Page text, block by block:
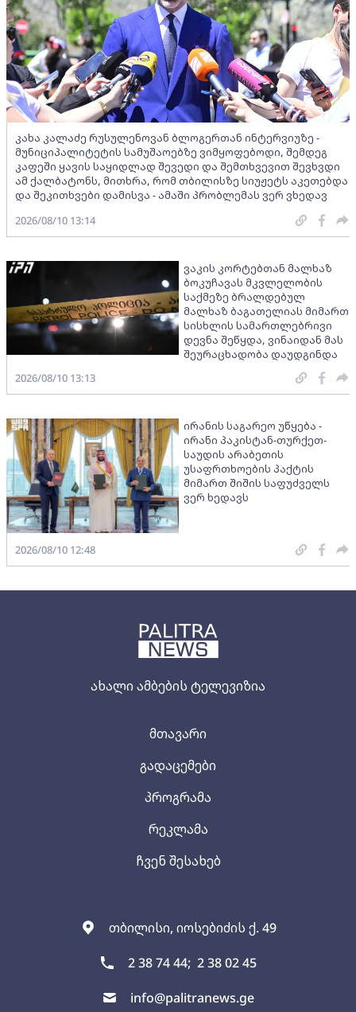
ახალი ამბების ტელევიზია
თბილისი, იოსებიძის ქ. 49
2 38 74 44; 2 38 02 45
info@palitranews.ge
მთავარი
გადაცემები
პროგრამა
რეკლამა
ჩვენ შესახებ
კახა კალაძე რუსულენოვან ბლოგერთან ინტერვიუზე -
მუნიციპალიტეტის სამუშაოებზე ვიმყოფებოდი, შემდეგ
კაფეში ყავის საყიდლად შევედი და შემთხვევით შევხვდი
ამ ქალბატონს, მითხრა, რომ თბილისზე სიუჟეტს აკეთებდა
და შეკითხვები დამისვა - ამაში პრობლემას ვერ ვხედავ
2026/08/10 13:14
ვაკის კორტებთან მალხაზ
ბოკუჩავას მკვლელობის
საქმეზე ბრალდებულ
მალხაზ ბაგათელიას მიმართ
სისხლის სამართლებრივი
დევნა შეწყდა, ვინაიდან მას
შეურაცხადობა დაუდგინდა
2026/08/10 13:13
ირანის საგარეო უწყება -
ირანი პაკისტან-თურქეთ-
საუდის არაბეთის
უსაფრთხოების პაქტის
მიმართ შიშის საფუძველს
ვერ ხედავს
2026/08/10 12:48